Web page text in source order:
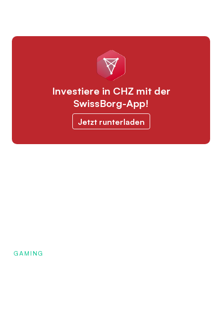
Investiere in CHZ mit der
SwissBorg-App!
Jetzt runterladen
GAMING